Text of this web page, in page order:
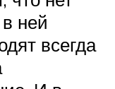
ней
всегда